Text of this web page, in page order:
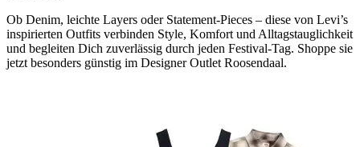
Ob Denim, leichte Layers oder Statement-Pieces – diese von Levi’s
inspirierten Outfits verbinden Style, Komfort und Alltagstauglichkeit
und begleiten Dich zuverlässig durch jeden Festival-Tag. Shoppe sie
jetzt besonders günstig im Designer Outlet Roosendaal.